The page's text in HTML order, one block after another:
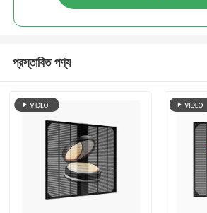
প্রস্তাবিত পণ্য